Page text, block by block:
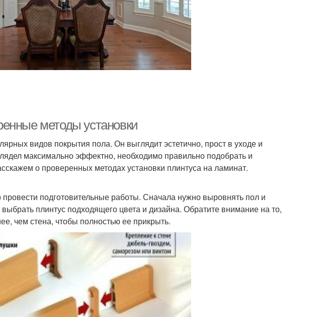
методы установки
видов покрытия пола. Он выглядит эстетично, прост в уходе и
максимально эффектно, необходимо правильно подобрать и
о проверенных методах установки плинтуса на ламинат.
подготовительные работы. Сначала нужно выровнять пол и
плинтус подходящего цвета и дизайна. Обратите внимание на то,
чем стена, чтобы полностью ее прикрыть.